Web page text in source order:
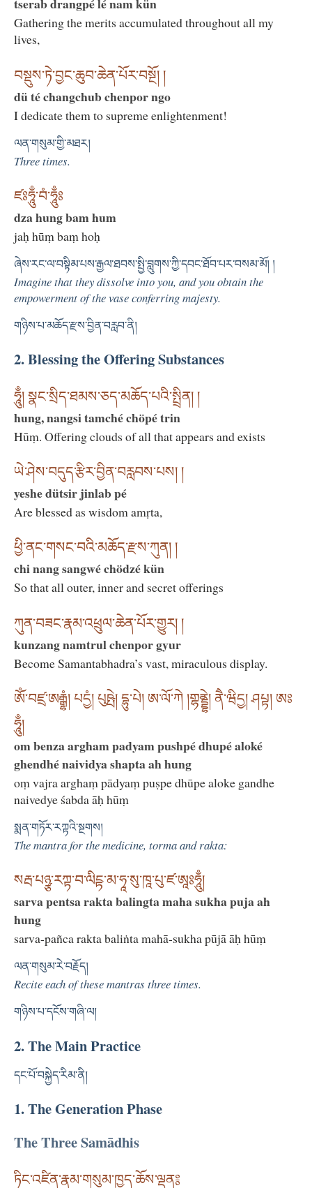
tserab drangpé lé nam kün
Gathering the merits accumulated throughout all my
lives,
བསྡུས་ཏེ་བྱང་ཆུབ་ཆེན་པོར་བསྔོ། །
dü té changchub chenpor ngo
I dedicate them to supreme enlightenment!
ལན་གསུམ་གྱི་མཐར།
Three times.
ཛཿཧཱུྃ་བཾ་ཧཱུྃཿ
dza hung bam hum
jaḥ hūṃ baṃ hoḥ
ཞེས་རང་ལ་བསྟིམ་པས་རྒྱལ་ཐབས་སྤྱི་བླུགས་ཀྱི་དབང་ཐོབ་པར་བསམ་མོ། །
Imagine that they dissolve into you, and you obtain the
empowerment of the vase conferring majesty.
གཉིས་པ་མཆོད་རྫས་བྱིན་བརླབ་ནི།
2. Blessing the Offering Substances
ཧཱུྃ། སྣང་སྲིད་ཐམས་ཅད་མཆོད་པའི་སྤྲིན། །
hung, nangsi tamché chöpé trin
Hūṃ. Offering clouds of all that appears and exists
ཡེ་ཤེས་བདུད་རྩིར་བྱིན་བརླབས་པས། །
yeshe dütsir jinlab pé
Are blessed as wisdom amṛta,
ཕྱི་ནང་གསང་བའི་མཆོད་རྫས་ཀུན། །
chi nang sangwé chödzé kün
So that all outer, inner and secret offerings
ཀུན་བཟང་རྣམ་འཕྲུལ་ཆེན་པོར་གྱུར། །
kunzang namtrul chenpor gyur
Become Samantabhadra’s vast, miraculous display.
ཨོཾ་བཛྲ་ཨརྒྷཾ། པདྱཾ། པུཥྤེ། དྷུ་པེ། ཨ་ལོ་ཀེ །གྷནྡྷེ། ནཻ་ཝིདྱ། ཤཔྟ། ཨཿ
ཧཱུྃ།
om benza argham padyam pushpé dhupé aloké
ghendhé naividya shapta ah hung
oṃ vajra arghaṃ pādyaṃ puṣpe dhūpe aloke gandhe
naivedye śabda āḥ hūṃ
སྨན་གཏོར་རཀྟའི་སྔགས།
The mantra for the medicine, torma and rakta:
སརྦ་པཉྩ་རཀྟ་བ་ལིངྟ་མ་ཧཱ་སུ་ཁཱ་པུ་ཛ་ཨཱཿཧཱུྃ།
sarva pentsa rakta balingta maha sukha puja ah
hung
sarva-pañca rakta baliṅta mahā-sukha pūjā āḥ hūṃ
ལན་གསུམ་རེ་བརྗོད།
Recite each of these mantras three times.
གཉིས་པ་དངོས་གཞི་ལ།
2. The Main Practice
དང་པོ་བསྐྱེད་རིམ་ནི།
1. The Generation Phase
The Three Samādhis
ཏིང་འཛིན་རྣམ་གསུམ་ཁྱད་ཆོས་ལྡན༔